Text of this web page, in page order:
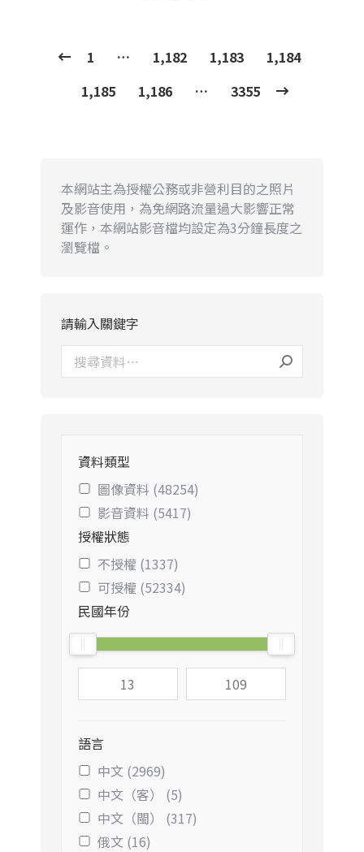
1 … 1,182 1,183
1,184
1,185
1,186 … 3355
本網站主為授權公務或非營利目的之照片
及影音使用，為免網路流量過大影響正常
運作，本網站影音檔均設定為3分鐘長度之
瀏覽檔。
請輸入關鍵字
資料類型
圖像資料 (48254)
影音資料 (5417)
授權狀態
不授權 (1337)
可授權 (52334)
民國年份
語言
中文 (2969)
中文（客） (5)
中文（閩） (317)
俄文 (16)